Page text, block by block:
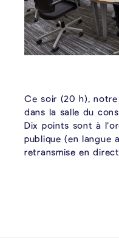
Ce soir (20 h), notre
dans la salle du
Dix points sont à
publique (en langue
retransmise en